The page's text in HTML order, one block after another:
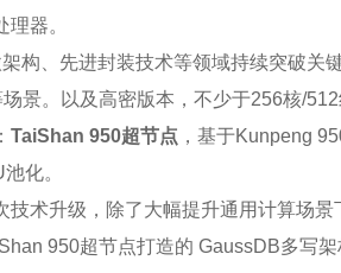
器。
构、先进封装技术等领域持续突破
景。以及高密版本，不少于256核/
TaiShan 950超节点 ，基于Kunpeng
化。
技术升级，除了大幅提升通用计算场
950超节点打造的 GaussDB多写